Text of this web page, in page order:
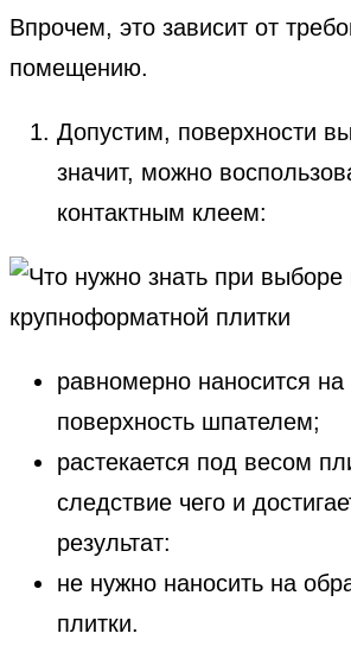
Впрочем, это зависит от
помещению.
Допустим, поверхности
значит, можно
контактным клеем:
равномерно наносится
поверхность шпателем;
растекается под весом
следствие чего и
результат:
не нужно наносить на
плитки.